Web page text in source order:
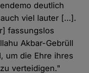
deutlich
viel lauter […].
fassungslos
Akbar-Gebrüll
um die Ehre ihres
verteidigen."